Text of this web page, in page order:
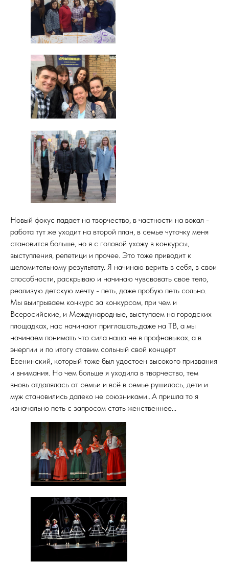
Новый фокус падает на творчество, в частности на вокал -
работа тут же уходит на второй план, в семье чуточку меня
становится больше, но я с головой ухожу в конкурсы,
выступления, репетици и прочее. Это тоже приводит к
шеломительному результату. Я начинаю верить в себя, в свои
способности, раскрываю и начинаю чувсвовать свое тело,
реализую детскую мечту - петь, даже пробую петь сольно.
Мы выигрываем конкурс за конкурсом, при чем и
Всеросийские, и Международные, выступаем на городских
площадках, нас начинают приглашать,даже на ТВ, а мы
начинаем понимать что сила наша не в профнавыках, а в
энергии и по итогу ставим сольный свой концерт
Есенинский, который тоже был удостоен высокого призвания
и внимания. Но чем больше я уходила в творчество, тем
вновь отдалялась от семьи и всё в семье рушилось, дети и
муж становились далеко не союзниками...А пришла то я
изначально петь с запросом стать женственнее...